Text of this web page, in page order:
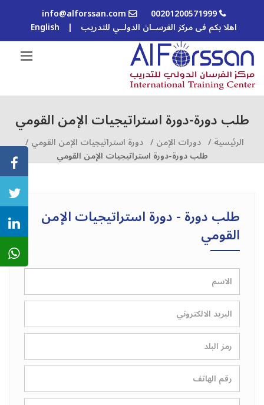
00201200571999
info@alforssan.com
اهلا بكم فى مركز الفرســان الدولــي للتدريب |
English
طلب دورة-دورة استراتيجيات الإمن القومي
الرئيسية / دورات الإمن / دورة استراتيجيات الإمن القومي /
طلب دورة-دورة استراتيجيات الإمن القومي
طلب دورة - دورة استراتيجيات الإمن
القومي